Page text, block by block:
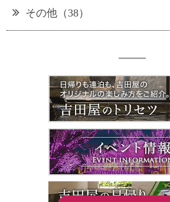
その他（38）